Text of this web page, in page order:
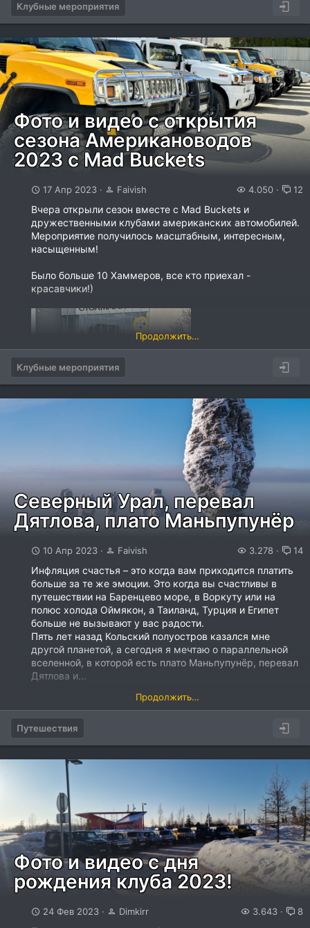
Клубные мероприятия
Фото и видео с открытия
сезона Американоводов
2023 с Mad Buckets
17 Апр 2023 Faivish 4.050 12
Вчера открыли сезон вместе с Mad Buckets и
дружественными клубами американских автомобилей.
Мероприятие получилось масштабным, интересным,
насыщенным!
Было больше 10 Хаммеров, все кто приехал -
красавчики!)
Продолжить…
Клубные мероприятия
Северный Урал, перевал
Дятлова, плато Маньпупунёр
10 Апр 2023 Faivish 3.278 14
Инфляция счастья – это когда вам приходится платить
больше за те же эмоции. Это когда вы счастливы в
путешествии на Баренцево море, в Воркуту или на
полюс холода Оймякон, а Таиланд, Турция и Египет
больше не вызывают у вас радости.
Пять лет назад Кольский полуостров казался мне
другой планетой, а сегодня я мечтаю о параллельной
вселенной, в которой есть плато Маньпупунёр, перевал
Дятлова и...
Продолжить…
Путешествия
Фото и видео с дня
рождения клуба 2023!
24 Фев 2023 Dimkirr 3.643 8